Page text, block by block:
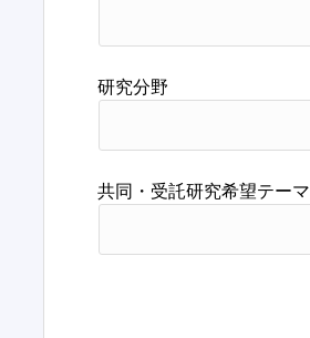
研究分野
共同・受託研究希望テーマ